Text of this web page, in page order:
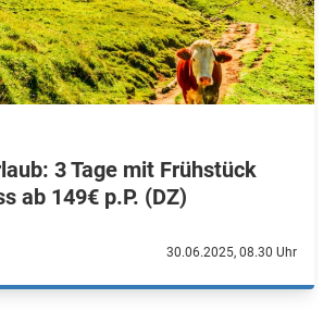
3 Tage mit Frühstück
ab 149€ p.P. (DZ)
30.06.2025, 08.30 Uhr